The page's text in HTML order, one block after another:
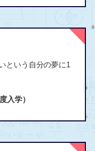
という自分の夢に1
入学）